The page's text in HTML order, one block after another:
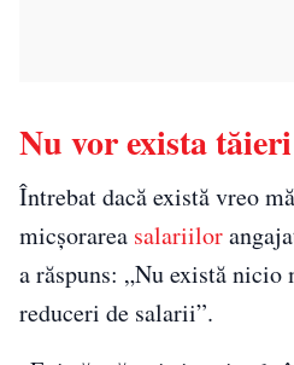
Nu vor exista
Întrebat dacă există vreo
micșorarea salariilor
a răspuns: „Nu există nicio
reduceri de salarii”.